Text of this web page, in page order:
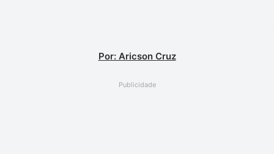
Por: Aricson Cruz
Publicidade